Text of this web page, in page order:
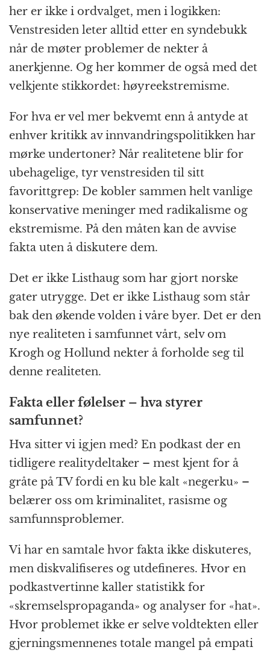
her er ikke i ordvalget, men i logikken:
Venstresiden leter alltid etter en syndebukk
når de møter problemer de nekter å
anerkjenne. Og her kommer de også med det
velkjente stikkordet: høyreekstremisme.
For hva er vel mer bekvemt enn å antyde at
enhver kritikk av innvandringspolitikken har
mørke undertoner? Når realitetene blir for
ubehagelige, tyr venstresiden til sitt
favorittgrep: De kobler sammen helt vanlige
konservative meninger med radikalisme og
ekstremisme. På den måten kan de avvise
fakta uten å diskutere dem.
Det er ikke Listhaug som har gjort norske
gater utrygge. Det er ikke Listhaug som står
bak den økende volden i våre byer. Det er den
nye realiteten i samfunnet vårt, selv om
Krogh og Hollund nekter å forholde seg til
denne realiteten.
Fakta eller følelser – hva styrer
samfunnet?
Hva sitter vi igjen med? En podkast der en
tidligere realitydeltaker – mest kjent for å
gråte på TV fordi en ku ble kalt «negerku» –
belærer oss om kriminalitet, rasisme og
samfunnsproblemer.
Vi har en samtale hvor fakta ikke diskuteres,
men diskvalifiseres og utdefineres. Hvor en
podkastvertinne kaller statistikk for
«skremselspropaganda» og analyser for «hat».
Hvor problemet ikke er selve voldtekten eller
gjerningsmennenes totale mangel på empati